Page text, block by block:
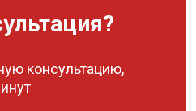
консультацию,